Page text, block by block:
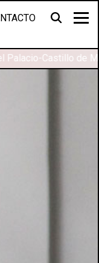
Palacio-Castillo de